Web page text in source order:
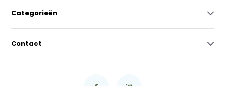
Categorieën
Contact